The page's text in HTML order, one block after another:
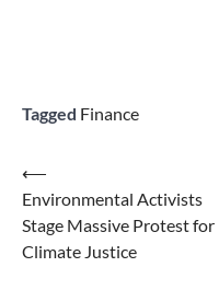
Tagged Finance
Post
navigation
⟵
Environmental Activists
Stage Massive Protest for
Climate Justice